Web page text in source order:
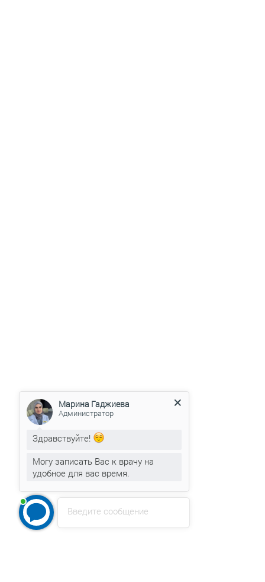
Введите сообщение
Марина Гаджиева
Администратор
Здравствуйте!
Могу записать Вас к врачу на
удобное для вас время.